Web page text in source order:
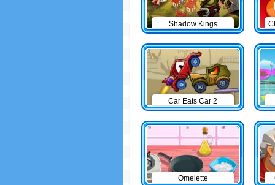
Shadow Kings
Car Eats Car 2
Omelette